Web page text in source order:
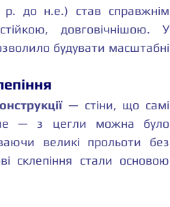
р. до н.е.) став справжнім
довговічнішою. У
будувати масштабні
— стіни, що самі
— з цегли можна було
великі прольоти без
склепіння стали основою